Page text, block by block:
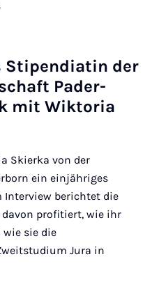
Sti­pen­di­at­in der
Pader­
mit Wikt­or­ia
Skierka von der
ein einjähriges
Interview berichtet die
davon profitiert, wie ihr
sie die
Jura in